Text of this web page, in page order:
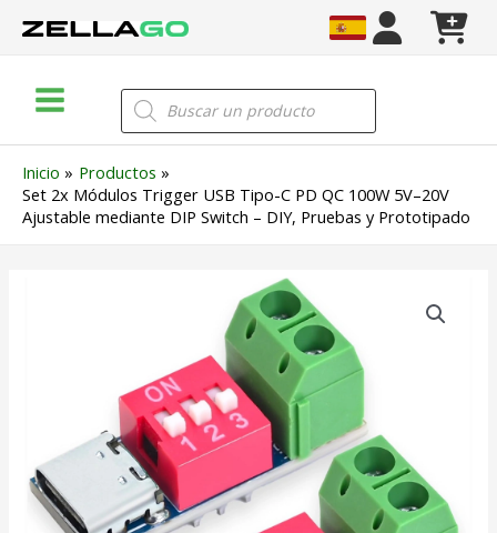
Menu
Búsqueda
de
productos
Inicio
Productos
Set 2x Módulos Trigger USB Tipo-C PD QC 100W 5V–20V
Ajustable mediante DIP Switch – DIY, Pruebas y Prototipado